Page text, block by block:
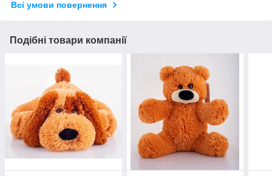
Всі умови повернення
Подібні товари компанії